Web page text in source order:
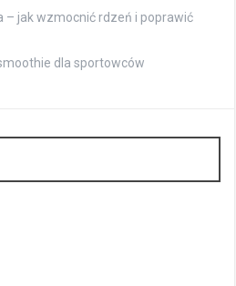
– jak wzmocnić rdzeń i poprawić
dla sportowców